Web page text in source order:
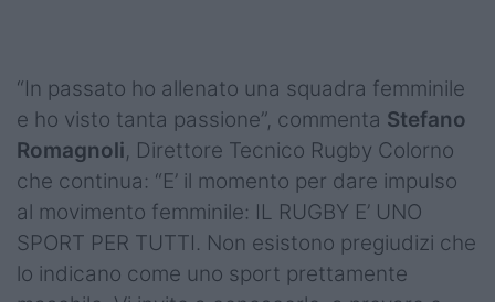
“In passato ho allenato una squadra femminile
e ho visto tanta passione”, commenta Stefano
Romagnoli, Direttore Tecnico Rugby Colorno
che continua: “E’ il momento per dare impulso
al movimento femminile: IL RUGBY E’ UNO
SPORT PER TUTTI. Non esistono pregiudizi che
lo indicano come uno sport prettamente